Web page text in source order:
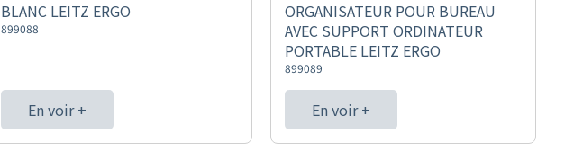
BLANC LEITZ ERGO
899088
En voir +
ORGANISATEUR POUR BUREAU
AVEC SUPPORT ORDINATEUR
PORTABLE LEITZ ERGO
899089
En voir +